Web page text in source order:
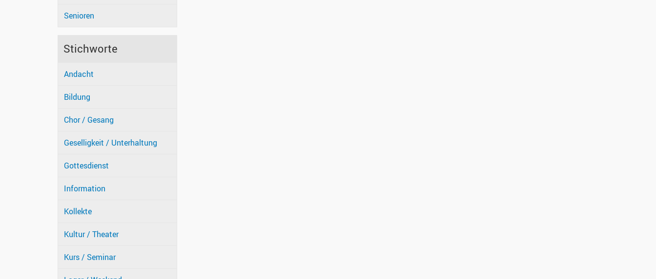
Senioren
Stichworte
Andacht
Bildung
Chor / Gesang
Geselligkeit / Unterhaltung
Gottesdienst
Information
Kollekte
Kultur / Theater
Kurs / Seminar